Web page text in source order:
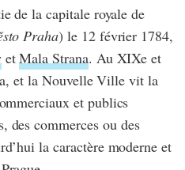
de la capitale royale de
Praha) le 12 février 1784,
etMala Strana. Au XIXe et
et la Nouvelle Ville vit la
et publics
des commerces ou des
la caractère moderne et